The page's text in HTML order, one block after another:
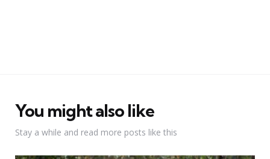
You might also like
Stay a while and read more posts like this